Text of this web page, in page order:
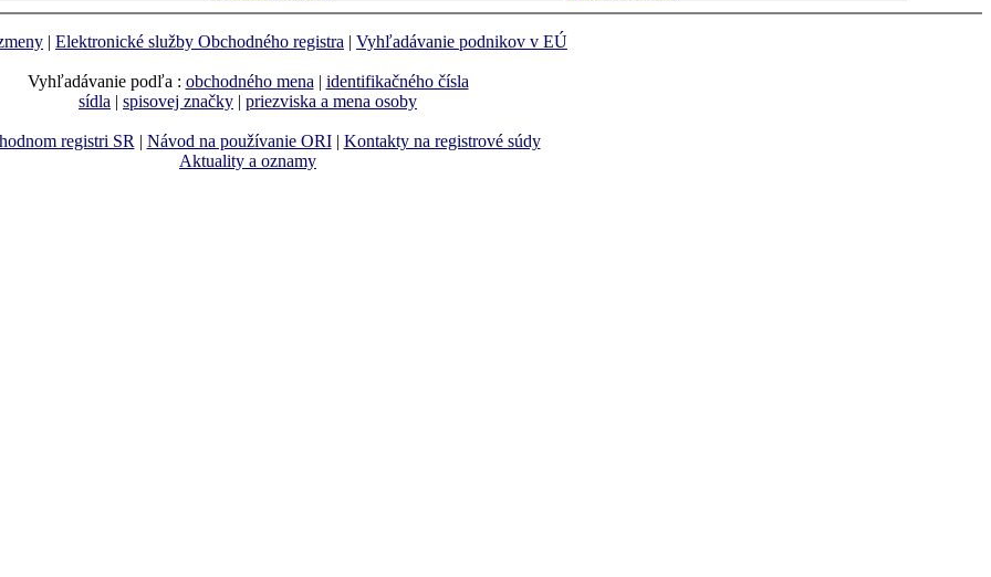
| Elektronické služby Obchodného registra | Vyhľadávanie podnikov v EÚ
Vyhľadávanie podľa : obchodného mena| identifikačného čísla
sídla | spisovej značky | priezviska a mena osoby
registri SR| Návod na používanie ORI| Kontakty na registrové súdy
Aktuality a oznamy